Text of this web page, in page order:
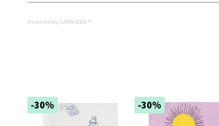
Powered by GAMIFIERA.®
-30% -30%
Åpent
0 i